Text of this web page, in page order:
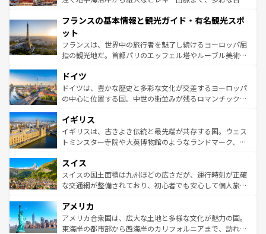
ませてくれるイタリアで、忘れられない旅をしてみよう！
なお、新着のイタリア情報は
しい。
文化が根付くこの国では、情熱的なフラメンコ、熱気あふ
れる闘牛、そして美味しいタパスが生活の一部となってい
る。首都マドリードの洗練された雰囲気や、バルセロナの
アートに溢れた街角から、地方では古代ローマ遺跡や中世
せる。地方によって風土や気候が異なるスペインはその個
性で訪れる人を魅了する。 なお、新着のスペイン情報は コ
ンテンツ一覧を参照してほしい。
フランスの基本情報と観光ガイド・有名観光スポ
ット
フランスは、世界中の旅行者を魅了し続けるヨーロッパ屈
指の観光地だ。首都パリのエッフェル塔やルーブル美術館
で、幅広い魅力が詰まっている。華麗な宮殿、歴史的な大
聖堂、美しいビーチ、そして豊かな自然が、訪れる者を心
から魅了する。また、フランスは美食の国としても知ら
いる。シャンパンの発祥地であるランス、プロヴァンスの
香り高いラベンダー畑など、多彩な楽しみ方が可能だ。さ
らに、パリ以外の地域にも魅力が溢れており、どの街角に
れる地方に足を運ぶとそれぞれで全く異なる文化を体験で
きるだろう。 なお、新着のフランス情報はコンテンツ一覧
を参照してほしい。
ドイツ
ドイツは、豊かな歴史と多彩な文化が交差するヨーロッパ
の中心に位置する国。中世の街並みが残るロマンチック街
顔を持つこの国は、どこを歩いても飽きることがない。ベ
ルリンの文化的活気、バイエルン州のアルプスの絶景、そ
してライン川沿いのワイン畑といった風景は必見。ビール
は、お酒好きな人にはぜひ体験してほしい。 なお、新着の
ドイツ情報はコンテンツ一覧を参照してほしい。
イギリス
イギリスは、古きよき伝統と最先端が共存する国。ウェス
トミンスター寺院や大英博物館のようなランドマーク、歴
リアごとに異なる魅力がある。また、優雅なアフタヌーン
ティー、ビール好きにはたまらない英国パブ、サッカー観
戦など、本場だからこそできる体験も豊富。イギリスを旅
ンツ一覧を参照してほしい。
スイス
スイスの国土面積は九州ほどの広さだが、運行時刻が正確
な交通網が整備されており、初心者でも安心して個人旅行
の建物がそのまま残る町や、スイスならではのユニークな
博物館もあり、アルプス観光だけでなく町歩きも満喫する
ことができる。国民の所得が高いため物価も高いが、旅行
アメリカ
アメリカ合衆国は、広大な土地と多様な文化が魅力の国。
東海岸の都市部から西海岸のカリフォルニアまで、訪れる